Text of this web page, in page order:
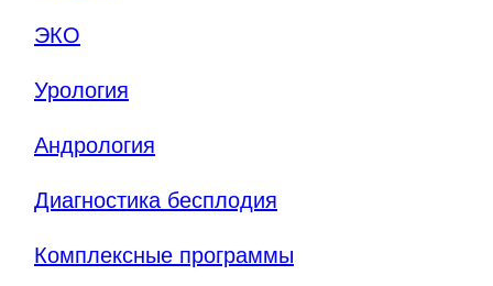
ЭКО
Урология
Андрология
Диагностика бесплодия
Комплексные программы